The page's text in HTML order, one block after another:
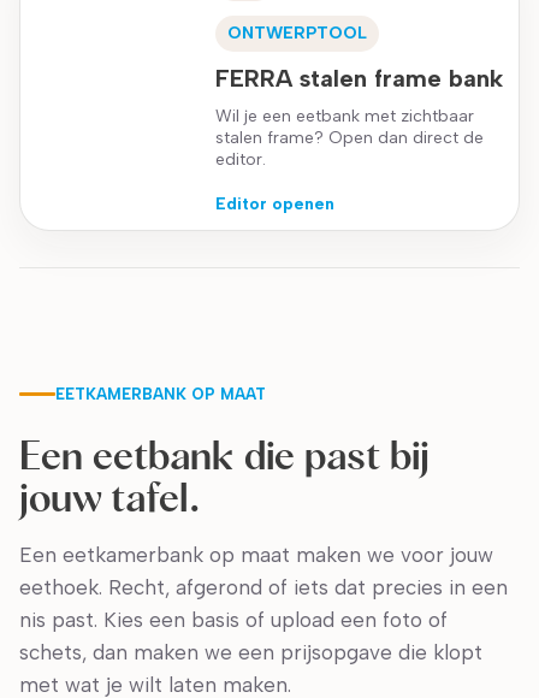
ONTWERPTOOL
FERRA stalen frame bank
Wil je een eetbank met zichtbaar
stalen frame? Open dan direct de
editor.
Editor openen
EETKAMERBANK OP MAAT
Een eetbank die past bij
jouw tafel.
Een eetkamerbank op maat maken we voor jouw
eethoek. Recht, afgerond of iets dat precies in een
nis past. Kies een basis of upload een foto of
schets, dan maken we een prijsopgave die klopt
met wat je wilt laten maken.